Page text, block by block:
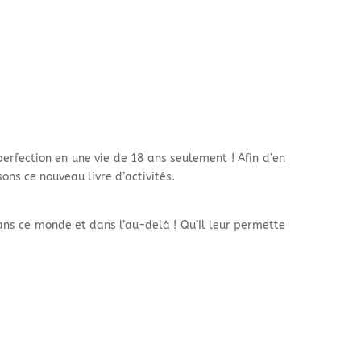
en une vie de 18 ans seulement ! Afin d’en
ce nouveau livre d’activités.
ce monde et dans l’au-delà ! Qu’Il leur permette